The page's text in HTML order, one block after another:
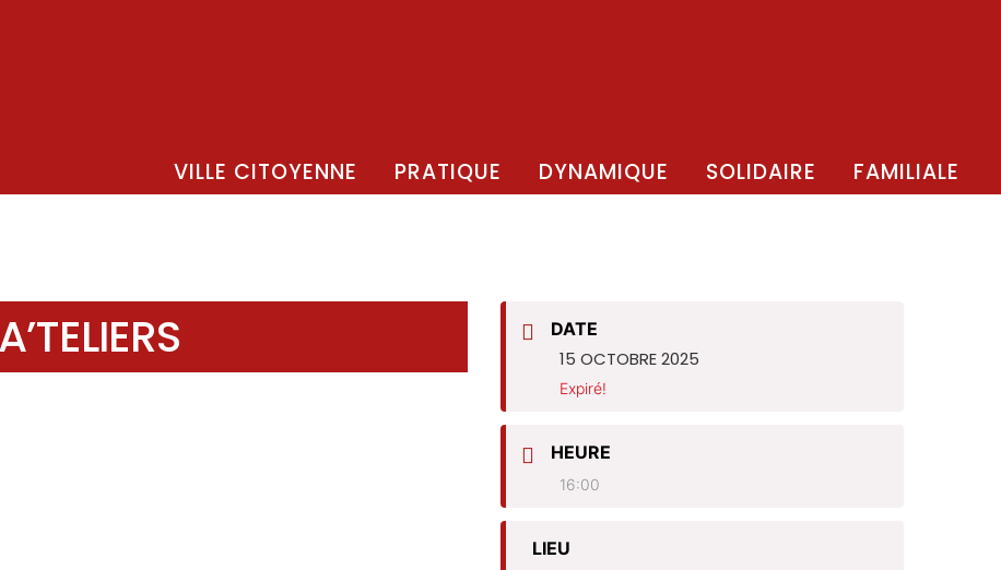
VILLE CITOYENNE PRATIQUE DYNAMIQUE SOLIDAIRE FAMILIALE
DATE
15 OCTOBRE 2025
Expiré!
HEURE
16:00
LIEU